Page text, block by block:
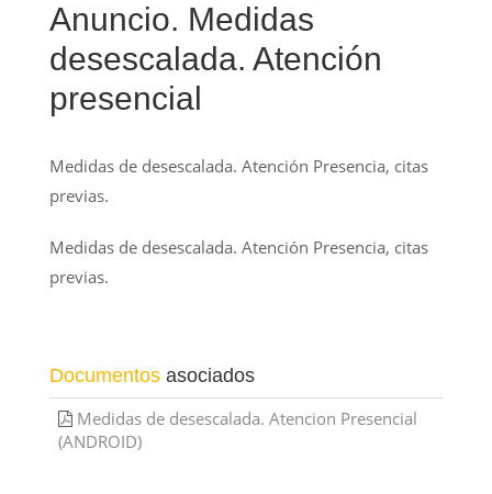
Anuncio. Medidas
desescalada. Atención
presencial
Medidas de desescalada. Atención Presencia, citas
previas.
Medidas de desescalada. Atención Presencia, citas
previas.
Documentos asociados
Medidas de desescalada. Atencion Presencial
(ANDROID)